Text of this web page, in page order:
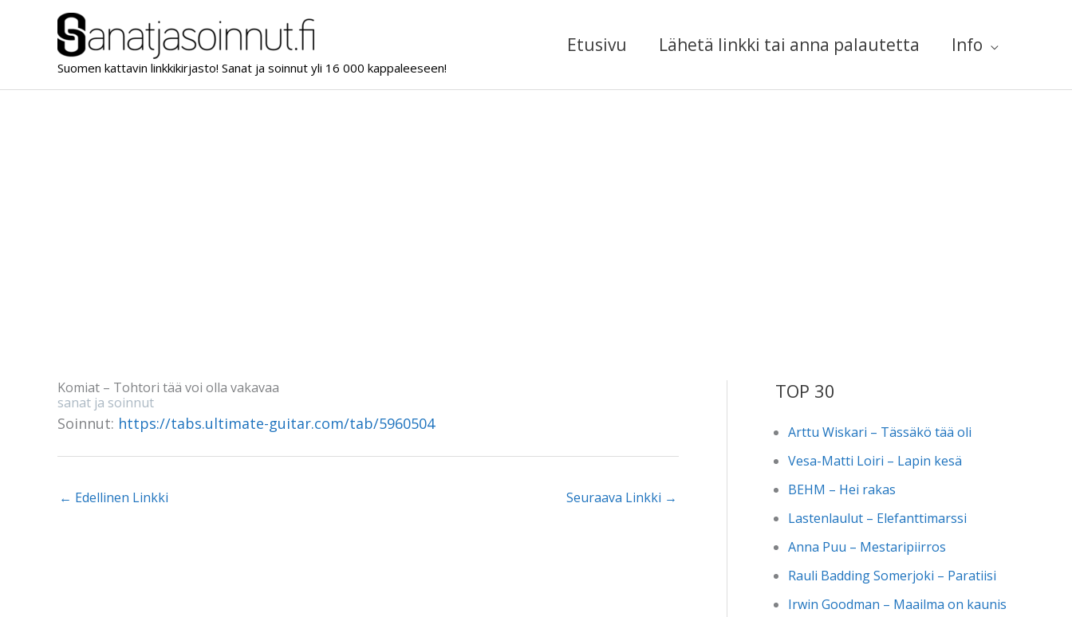
Suomen kattavin linkkikirjasto! Sanat ja soinnut yli 16 000 kappaleeseen!
Etusivu Lähetä linkki tai anna palautetta Info
Komiat – Tohtori tää voi olla vakavaa
sanat ja soinnut
Soinnut: https://tabs.ultimate-guitar.com/tab/5960504
← Edellinen Linkki Seuraava Linkki →
TOP 30
Arttu Wiskari – Tässäkö tää oli
Vesa-Matti Loiri – Lapin kesä
BEHM – Hei rakas
Lastenlaulut – Elefanttimarssi
Anna Puu – Mestaripiirros
Rauli Badding Somerjoki – Paratiisi
Irwin Goodman – Maailma on kaunis